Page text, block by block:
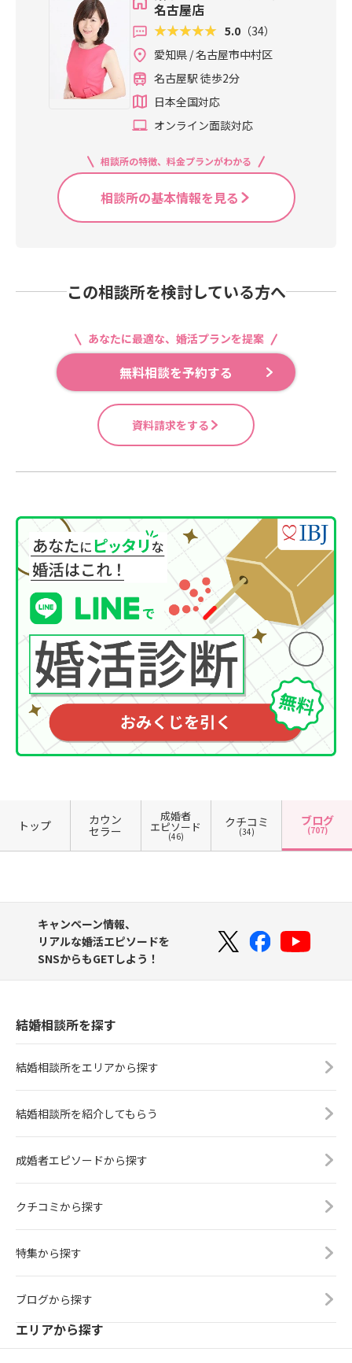
名古屋店
5.0 （34）
愛知県 / 名古屋市中村区
名古屋駅 徒歩2分
日本全国対応
オンライン面談対応
相談所の特徴、料金プランがわかる
相談所の基本情報を見る
この相談所を検討している方へ
あなたに最適な、婚活プランを提案
無料相談を予約する
資料請求をする
トップ カウン
セラー
成婚者
エピソード
(46)
クチコミ
(34)
ブログ
(707)
キャンペーン情報、
リアルな婚活エピソードを
SNSからもGETしよう！
結婚相談所を探す
結婚相談所をエリアから探す
結婚相談所を紹介してもらう
成婚者エピソードから探す
クチコミから探す
特集から探す
ブログから探す
エリアから探す